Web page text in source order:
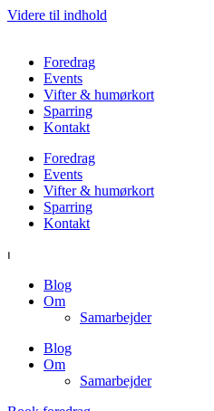
Videre til indhold
Foredrag
Events
Vifter & humørkort
Sparring
Kontakt
Foredrag
Events
Vifter & humørkort
Sparring
Kontakt
⏐
Blog
Om
Samarbejder
Blog
Om
Samarbejder